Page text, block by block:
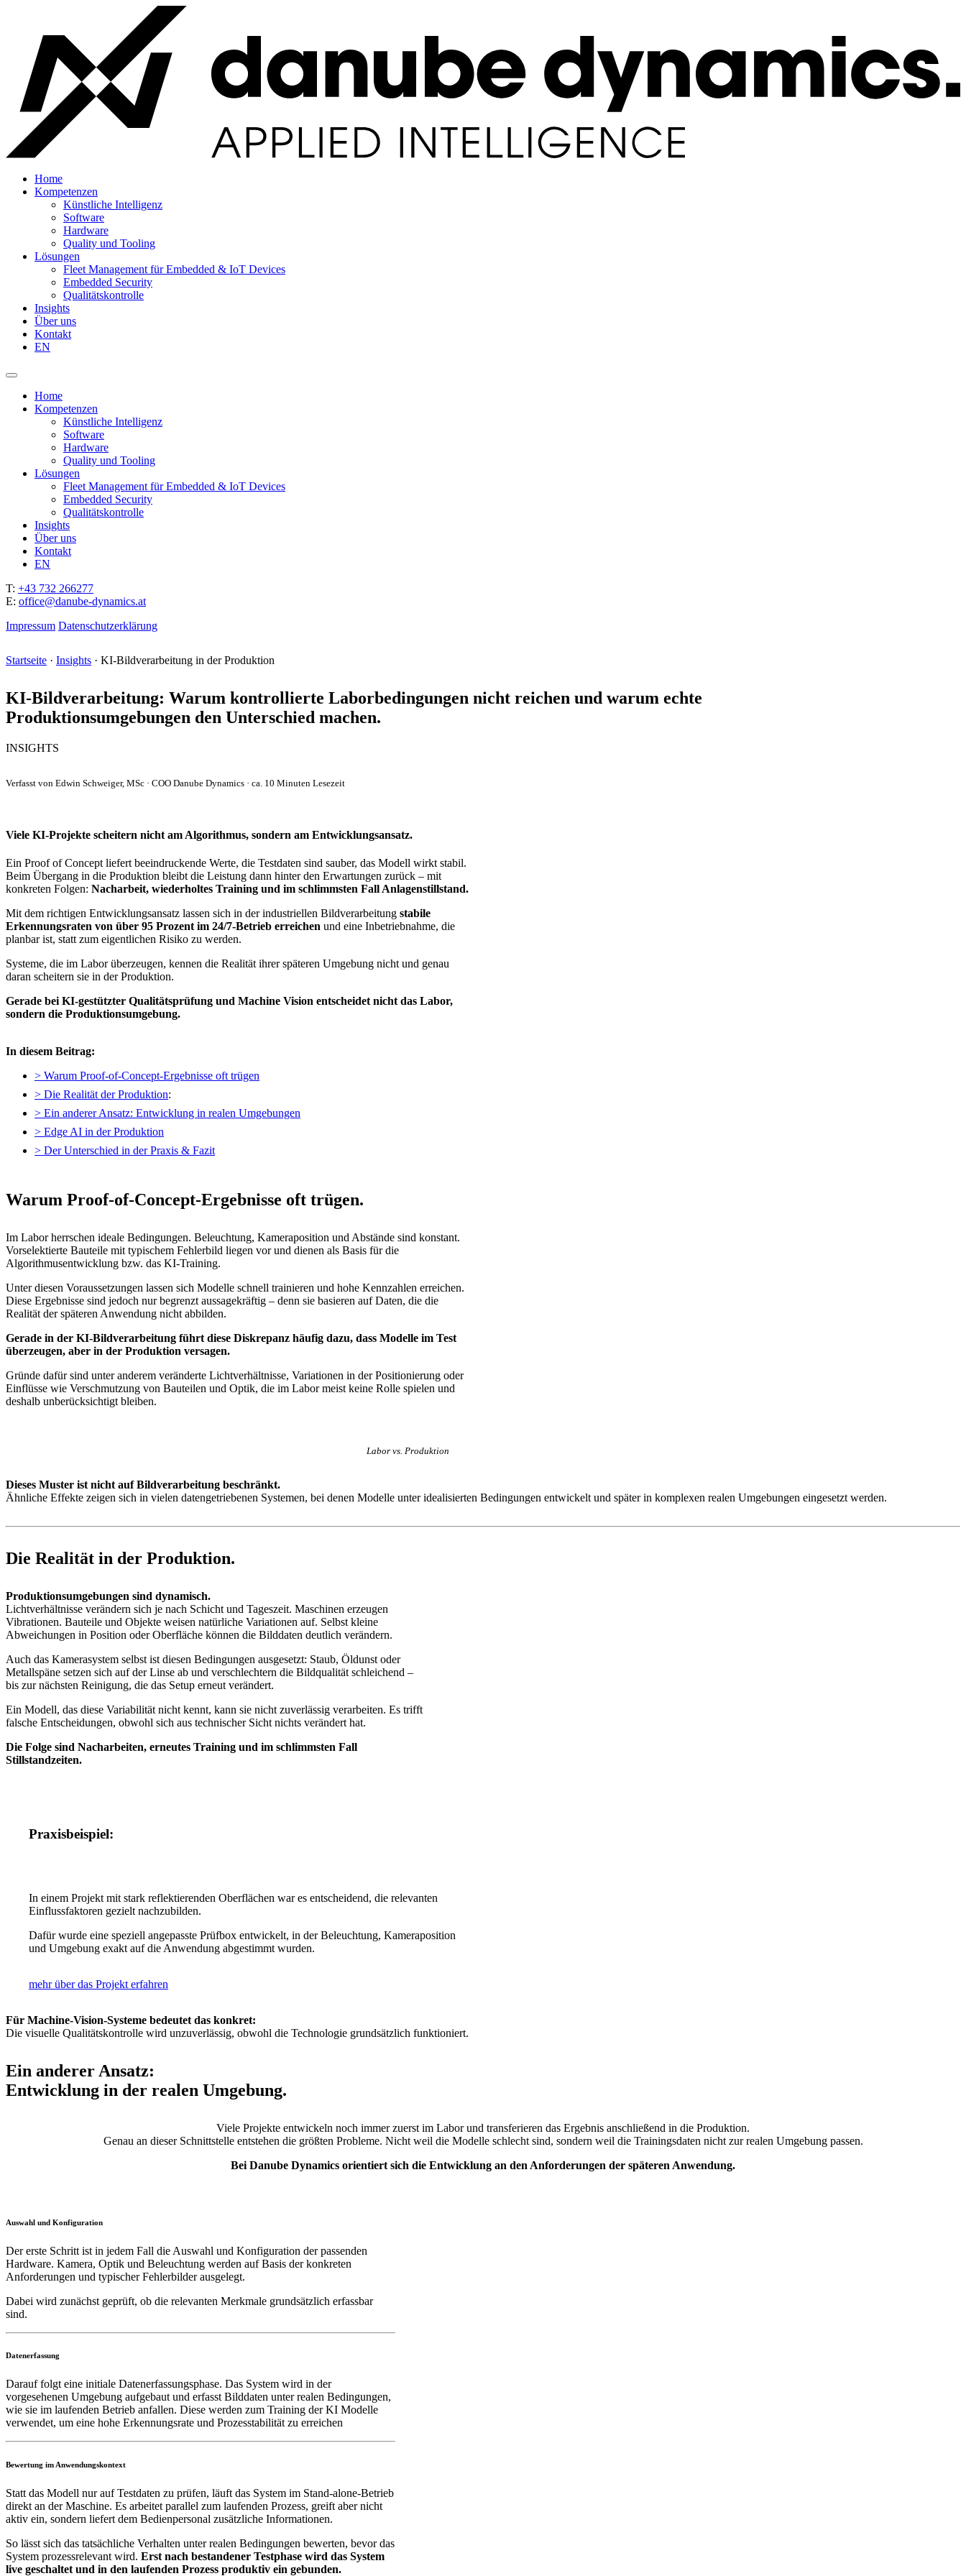
Home
Kompetenzen
Künstliche Intelligenz
Software
Hardware
Quality und Tooling
Lösungen
Fleet Management für Embedded & IoT Devices
Embedded Security
Qualitätskontrolle
Insights
Über uns
Kontakt
EN
Home
Kompetenzen
Künstliche Intelligenz
Software
Hardware
Quality und Tooling
Lösungen
Fleet Management für Embedded & IoT Devices
Embedded Security
Qualitätskontrolle
Insights
Über uns
Kontakt
EN
T: +43 732 266277
E: office@danube-dynamics.at
Impressum Datenschutzerklärung
Startseite · Insights · KI-Bildverarbeitung in der Produktion
KI-Bildverarbeitung: Warum kontrollierte Laborbedingungen nicht reichen und warum echte
Produktionsumgebungen den Unterschied machen.
INSIGHTS
Verfasst von Edwin Schweiger, MSc · COO Danube Dynamics · ca. 10 Minuten Lesezeit
Viele KI-Projekte scheitern nicht am Algorithmus, sondern am Entwicklungsansatz.
Ein Proof of Concept liefert beeindruckende Werte, die Testdaten sind sauber, das Modell wirkt stabil.
Beim Übergang in die Produktion bleibt die Leistung dann hinter den Erwartungen zurück – mit
konkreten Folgen: Nacharbeit, wiederholtes Training und im schlimmsten Fall Anlagenstillstand.
Mit dem richtigen Entwicklungsansatz lassen sich in der industriellen Bildverarbeitung stabile
Erkennungsraten von über 95 Prozent im 24/7-Betrieb erreichen und eine Inbetriebnahme, die
planbar ist, statt zum eigentlichen Risiko zu werden.
Systeme, die im Labor überzeugen, kennen die Realität ihrer späteren Umgebung nicht und genau
daran scheitern sie in der Produktion.
Gerade bei KI-gestützter Qualitätsprüfung und Machine Vision entscheidet nicht das Labor,
sondern die Produktionsumgebung.
In diesem Beitrag:
> Warum Proof-of-Concept-Ergebnisse oft trügen
> Die Realität der Produktion:
> Ein anderer Ansatz: Entwicklung in realen Umgebungen
> Edge AI in der Produktion
> Der Unterschied in der Praxis & Fazit
Warum Proof-of-Concept-Ergebnisse oft trügen.
Im Labor herrschen ideale Bedingungen. Beleuchtung, Kameraposition und Abstände sind konstant.
Vorselektierte Bauteile mit typischem Fehlerbild liegen vor und dienen als Basis für die
Algorithmusentwicklung bzw. das KI-Training.
Unter diesen Voraussetzungen lassen sich Modelle schnell trainieren und hohe Kennzahlen erreichen.
Diese Ergebnisse sind jedoch nur begrenzt aussagekräftig – denn sie basieren auf Daten, die die
Realität der späteren Anwendung nicht abbilden.
Gerade in der KI-Bildverarbeitung führt diese Diskrepanz häufig dazu, dass Modelle im Test
überzeugen, aber in der Produktion versagen.
Gründe dafür sind unter anderem veränderte Lichtverhältnisse, Variationen in der Positionierung oder
Einflüsse wie Verschmutzung von Bauteilen und Optik, die im Labor meist keine Rolle spielen und
deshalb unberücksichtigt bleiben.
Labor vs. Produktion
Dieses Muster ist nicht auf Bildverarbeitung beschränkt.
Ähnliche Effekte zeigen sich in vielen datengetriebenen Systemen, bei denen Modelle unter idealisierten Bedingungen entwickelt und später in komplexen realen Umgebungen eingesetzt werden.
Die Realität in der Produktion.
Produktionsumgebungen sind dynamisch.
Lichtverhältnisse verändern sich je nach Schicht und Tageszeit. Maschinen erzeugen
Vibrationen. Bauteile und Objekte weisen natürliche Variationen auf. Selbst kleine
Abweichungen in Position oder Oberfläche können die Bilddaten deutlich verändern.
Auch das Kamerasystem selbst ist diesen Bedingungen ausgesetzt: Staub, Öldunst oder
Metallspäne setzen sich auf der Linse ab und verschlechtern die Bildqualität schleichend –
bis zur nächsten Reinigung, die das Setup erneut verändert.
Ein Modell, das diese Variabilität nicht kennt, kann sie nicht zuverlässig verarbeiten. Es trifft
falsche Entscheidungen, obwohl sich aus technischer Sicht nichts verändert hat.
Die Folge sind Nacharbeiten, erneutes Training und im schlimmsten Fall
Stillstandzeiten.
Praxisbeispiel:
In einem Projekt mit stark reflektierenden Oberflächen war es entscheidend, die relevanten
Einflussfaktoren gezielt nachzubilden.
Dafür wurde eine speziell angepasste Prüfbox entwickelt, in der Beleuchtung, Kameraposition
und Umgebung exakt auf die Anwendung abgestimmt wurden.
mehr über das Projekt erfahren
Für Machine-Vision-Systeme bedeutet das konkret:
Die visuelle Qualitätskontrolle wird unzuverlässig, obwohl die Technologie grundsätzlich funktioniert.
Ein anderer Ansatz:
Entwicklung in der realen Umgebung.
Viele Projekte entwickeln noch immer zuerst im Labor und transferieren das Ergebnis anschließend in die Produktion.
Genau an dieser Schnittstelle entstehen die größten Probleme. Nicht weil die Modelle schlecht sind, sondern weil die Trainingsdaten nicht zur realen Umgebung passen.
Bei Danube Dynamics orientiert sich die Entwicklung an den Anforderungen der späteren Anwendung.
Auswahl und Konfiguration
Der erste Schritt ist in jedem Fall die Auswahl und Konfiguration der passenden
Hardware. Kamera, Optik und Beleuchtung werden auf Basis der konkreten
Anforderungen und typischer Fehlerbilder ausgelegt.
Dabei wird zunächst geprüft, ob die relevanten Merkmale grundsätzlich erfassbar
sind.
Datenerfassung
Darauf folgt eine initiale Datenerfassungsphase. Das System wird in der
vorgesehenen Umgebung aufgebaut und erfasst Bilddaten unter realen Bedingungen,
wie sie im laufenden Betrieb anfallen. Diese werden zum Training der KI Modelle
verwendet, um eine hohe Erkennungsrate und Prozesstabilität zu erreichen
Bewertung im Anwendungskontext
Statt das Modell nur auf Testdaten zu prüfen, läuft das System im Stand-alone-Betrieb
direkt an der Maschine. Es arbeitet parallel zum laufenden Prozess, greift aber nicht
aktiv ein, sondern liefert dem Bedienpersonal zusätzliche Informationen.
So lässt sich das tatsächliche Verhalten unter realen Bedingungen bewerten, bevor das
System prozessrelevant wird. Erst nach bestandener Testphase wird das System
live geschaltet und in den laufenden Prozess produktiv ein gebunden.